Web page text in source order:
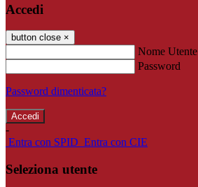
Accedi
button close ×
Nome Utente
Password
Password dimenticata?
-
Entra con SPID Entra con CIE
Seleziona utente